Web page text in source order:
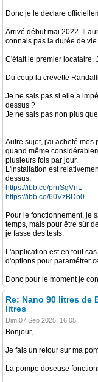
Donc je le déclare
Arrivé début mai 2022. Il
connais pas la durée de
C'était le premier locataire.
Du coup la crevette
Je ne sais pas si elle a
dessus ?
Je ne sais pas non plus
Autre sujet, j'ai acheté mes
quand même
plusieurs fois par jour.
L'installation est
dessus.
https://ibb.co/prnSgVnL
https://ibb.co/60VzBDb0
Pour le fonctionnement, je
temps, mais pour être sûr
je fasse des tests.
L'application est en tout
d'options pour paramétrer
Donc pour le moment je
Re: Nano 90 litres de
litres
Dim 07 Sep 2025, 16:05
Bonjour,
Je fais un retour sur ma
La pompe doseuse